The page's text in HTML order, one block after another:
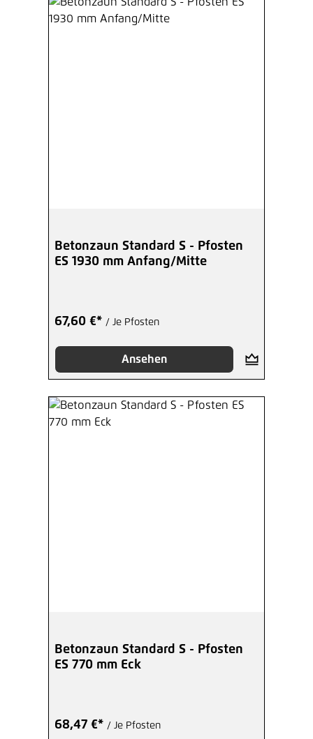
Betonzaun Standard S - Pfosten
ES 1930 mm Anfang/Mitte
67,60 €* / Je Pfosten
Ansehen
Betonzaun Standard S - Pfosten
ES 770 mm Eck
68,47 €* / Je Pfosten